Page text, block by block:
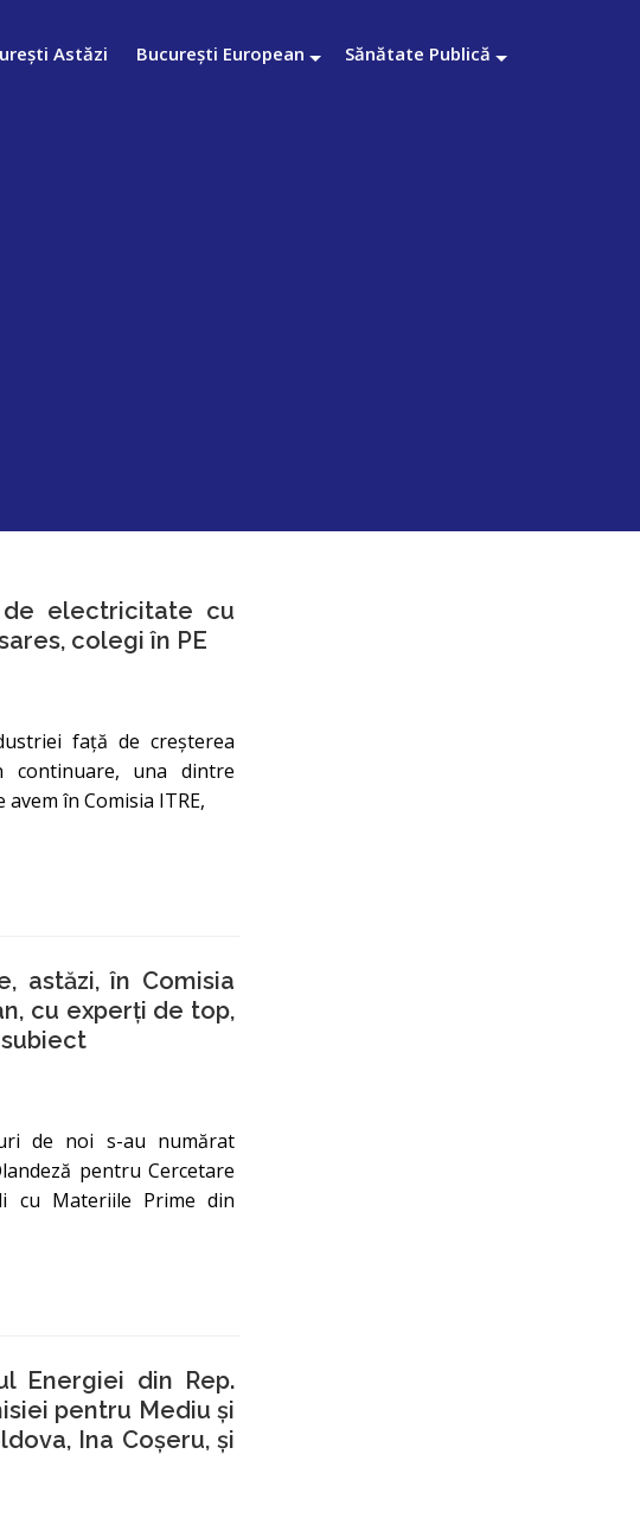
Astăzi București European Sănătate Publică
electricitate cu
colegi în PE
față de creșterea
una dintre
în Comisia ITRE,
astăzi, în Comisia
cu experți de top,
de noi s-au numărat
pentru Cercetare
cu Materiile Prime din
Energiei din Rep.
pentru Mediu și
Ina Coșeru, și